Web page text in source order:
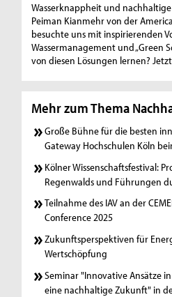
Wasserknappheit und
Peiman Kianmehr von der
besuchte uns mit inspirierenden
Wassermanagement und „Green
von diesen Lösungen lernen?
Mehr zum Thema
Große Bühne für die besten
Gateway Hochschulen Köln
Kölner Wissenschaftsfestival:
Regenwalds und Führungen
Teilnahme des IAV an der
Conference 2025
Zukunftsperspektiven für
Wertschöpfung
Seminar "Innovative Ansätze
eine nachhaltige Zukunft" in